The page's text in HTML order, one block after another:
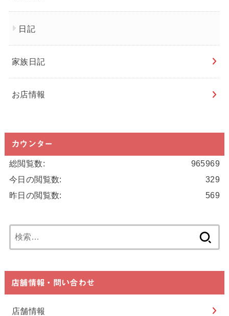
日記
家族日記
お店情報
カウンター
965969
総閲覧数:
329
今日の閲覧数:
569
昨日の閲覧数:
索:
店舗情報・問い合わせ
店舗情報